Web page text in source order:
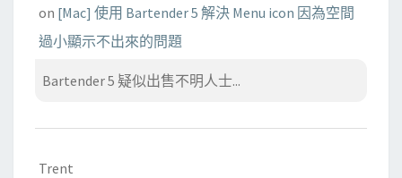
on [Mac] 使用 Bartender 5 解決 Menu icon 因為空間
過小顯示不出來的問題
Bartender 5 疑似出售不明人士...
Trent